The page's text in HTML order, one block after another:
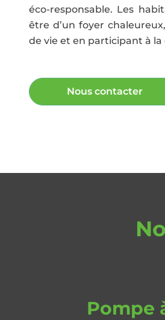
éco-responsable. Les
être d’un foyer
de vie et en participant à
Nous contacter
Pompe